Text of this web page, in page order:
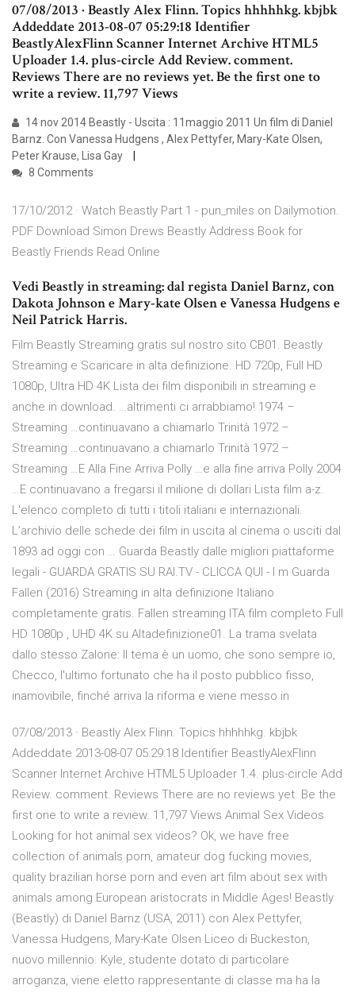
07/08/2013 · Beastly Alex Flinn. Topics hhhhhkg. kbjbk
Addeddate 2013-08-07 05:29:18 Identifier
BeastlyAlexFlinn Scanner Internet Archive HTML5
Uploader 1.4. plus-circle Add Review. comment.
Reviews There are no reviews yet. Be the first one to
write a review. 11,797 Views
14 nov 2014 Beastly - Uscita : 11maggio 2011 Un film di Daniel
Barnz. Con Vanessa Hudgens , Alex Pettyfer, Mary-Kate Olsen,
Peter Krause, Lisa Gay
8 Comments
17/10/2012 · Watch Beastly Part 1 - pun_miles on Dailymotion.
PDF Download Simon Drews Beastly Address Book for
Beastly Friends Read Online
Vedi Beastly in streaming: dal regista Daniel Barnz, con
Dakota Johnson e Mary-kate Olsen e Vanessa Hudgens e
Neil Patrick Harris.
Film Beastly Streaming gratis sul nostro sito CB01. Beastly
Streaming e Scaricare in alta definizione. HD 720p, Full HD
1080p, Ultra HD 4K Lista dei film disponibili in streaming e
anche in download. …altrimenti ci arrabbiamo! 1974 –
Streaming …continuavano a chiamarlo Trinità 1972 –
Streaming …continuavano a chiamarlo Trinità 1972 –
Streaming …E Alla Fine Arriva Polly …e alla fine arriva Polly 2004
…E continuavano a fregarsi il milione di dollari Lista film a-z.
L'elenco completo di tutti i titoli italiani e internazionali.
L’archivio delle schede dei film in uscita al cinema o usciti dal
1893 ad oggi con … Guarda Beastly dalle migliori piattaforme
legali - GUARDA GRATIS SU RAI.TV - CLICCA QUI - I m Guarda
Fallen (2016) Streaming in alta definizione Italiano
completamente gratis. Fallen streaming ITA film completo Full
HD 1080p , UHD 4K su Altadefinizione01. La trama svelata
dallo stesso Zalone: Il tema è un uomo, che sono sempre io,
Checco, l'ultimo fortunato che ha il posto pubblico fisso,
inamovibile, finché arriva la riforma e viene messo in
07/08/2013 · Beastly Alex Flinn. Topics hhhhhkg. kbjbk
Addeddate 2013-08-07 05:29:18 Identifier BeastlyAlexFlinn
Scanner Internet Archive HTML5 Uploader 1.4. plus-circle Add
Review. comment. Reviews There are no reviews yet. Be the
first one to write a review. 11,797 Views Animal Sex Videos
Looking for hot animal sex videos? Ok, we have free
collection of animals porn, amateur dog fucking movies,
quality brazilian horse porn and even art film about sex with
animals among European aristocrats in Middle Ages! Beastly
(Beastly) di Daniel Barnz (USA, 2011) con Alex Pettyfer,
Vanessa Hudgens, Mary-Kate Olsen Liceo di Buckeston,
nuovo millennio. Kyle, studente dotato di particolare
arroganza, viene eletto rappresentante di classe ma ha la